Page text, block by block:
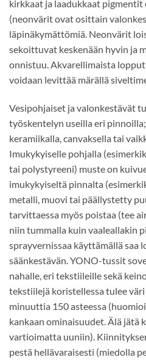
kirkkaat ja laadukkaat pigmentit
(neonvärit ovat osittain
läpinäkymättömiä. Neonvärit
sekoittuvat keskenään hyvin ja
onnistuu. Akvarellimaista
voidaan levittää märällä
Vesipohjaiset ja valonkestävät
työskentelyn useilla eri
keramiikalla, canvaksella tai
Imukykyiselle pohjalla
tai polystyreeni) muste on
imukykyiseltä pinnalta
metalli, muovi tai päällystetty
tarvittaessa myös poistaa (tee
niin tummalla kuin vaaleallakin
sprayvernissaa käyttämällä saa
säänkestävän. YONO-tussit
nahalle, eri tekstiileille sekä
tekstiilejä koristellessa tulee
minuuttia 150 asteessa
kankaan ominaisuudet. Älä jätä
vartioimatta uuniin).
pestä hellävaraisesti (miedolla